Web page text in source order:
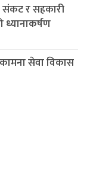
संकट र सहकारी
ध्यानाकर्षण
सेवा विकास